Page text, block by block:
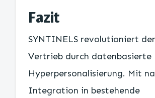
Fazit
SYNTINELS revolutioniert
Vertrieb durch datenbasierte
Hyperpersonalisierung. Mit
Integration in bestehende